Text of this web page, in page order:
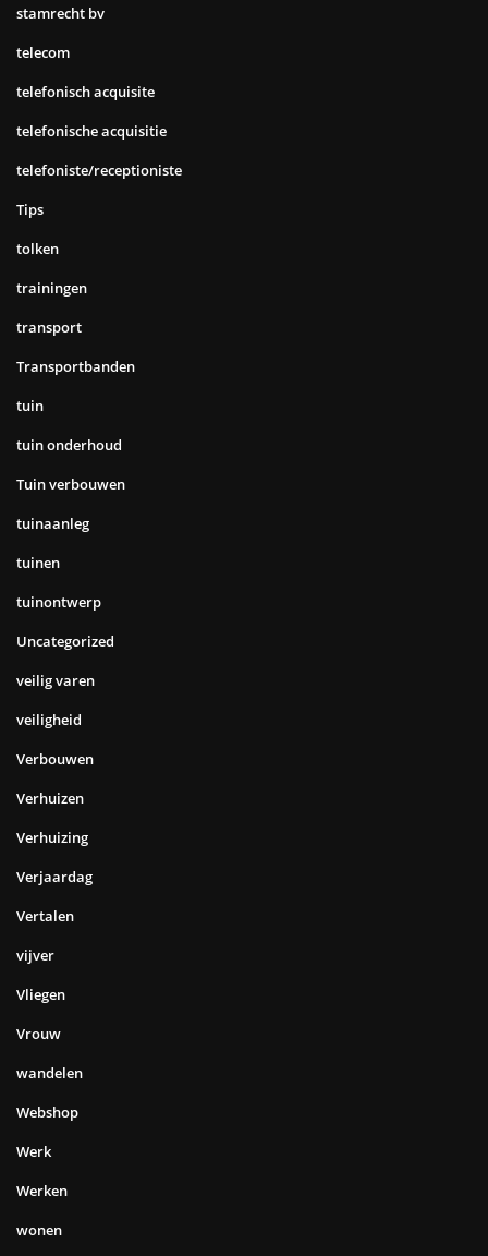
stamrecht bv
telecom
telefonisch acquisite
telefonische acquisitie
telefoniste/receptioniste
Tips
tolken
trainingen
transport
Transportbanden
tuin
tuin onderhoud
Tuin verbouwen
tuinaanleg
tuinen
tuinontwerp
Uncategorized
veilig varen
veiligheid
Verbouwen
Verhuizen
Verhuizing
Verjaardag
Vertalen
vijver
Vliegen
Vrouw
wandelen
Webshop
Werk
Werken
wonen